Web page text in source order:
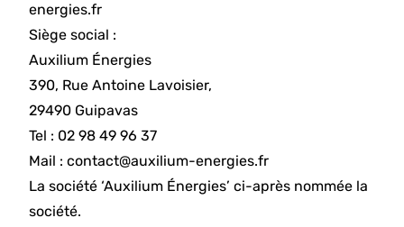
energies.fr
Siège social :
Auxilium Énergies
390, Rue Antoine Lavoisier,
29490 Guipavas
Tel : 02 98 49 96 37
Mail : contact@auxilium-energies.fr
La société ‘Auxilium Énergies’ ci-après nommée la
société.